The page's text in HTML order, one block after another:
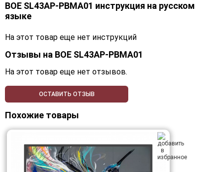
BOE SL43AP-PBMA01 инструкция на русском
языке
На этот товар еще нет инструкций
Отзывы на BOE SL43AP-PBMA01
На этот товар еще нет отзывов.
ОСТАВИТЬ ОТЗЫВ
Похожие товары